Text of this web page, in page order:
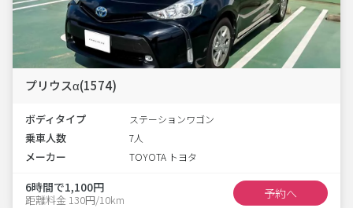
プリウスα(1574)
ボディタイプ ステーションワゴン
乗車人数 7人
メーカー TOYOTA トヨタ
6時間で1,100円
距離料金 130円/10km 予約へ